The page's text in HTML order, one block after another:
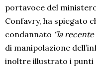
portavoce del
Confavry, ha spiegato
condannato “la
di manipolazione
inoltre illustrato i punti